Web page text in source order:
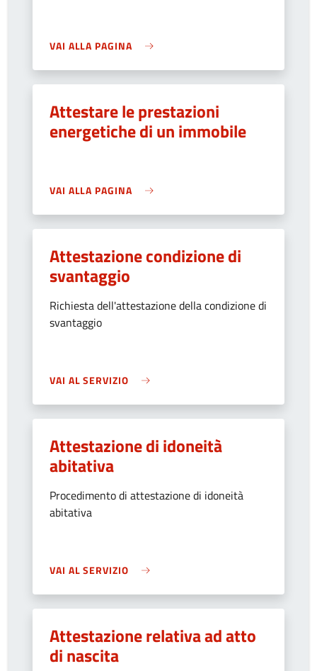
VAI ALLA PAGINA
Attestare le prestazioni
energetiche di un immobile
VAI ALLA PAGINA
Attestazione condizione di
svantaggio
Richiesta dell'attestazione della condizione di
svantaggio
VAI AL SERVIZIO
Attestazione di idoneità
abitativa
Procedimento di attestazione di idoneità
abitativa
VAI AL SERVIZIO
Attestazione relativa ad atto
di nascita